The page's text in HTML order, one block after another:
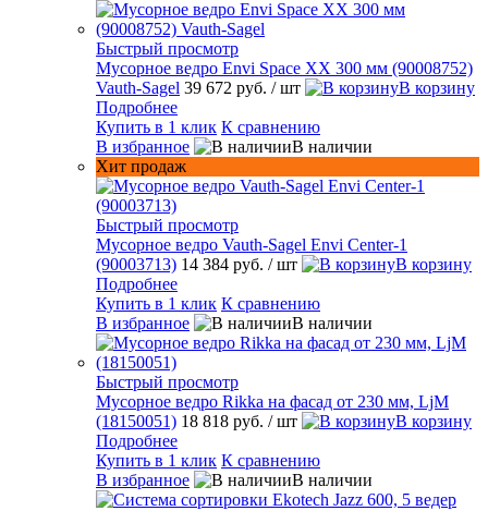
Быстрый просмотр
Мусорное ведро Envi Space XX 300 мм (90008752)
Vauth-Sagel 39 672 руб. / шт
В корзину
Подробнее
Купить в 1 клик К сравнению
В избранное
В наличии
Хит продаж
Быстрый просмотр
Мусорное ведро Vauth-Sagel Envi Center-1
(90003713) 14 384 руб. / шт
В корзину
Подробнее
Купить в 1 клик К сравнению
В избранное
В наличии
Быстрый просмотр
Мусорное ведро Rikka на фасад от 230 мм, LjM
(18150051) 18 818 руб. / шт
В корзину
Подробнее
Купить в 1 клик К сравнению
В избранное
В наличии